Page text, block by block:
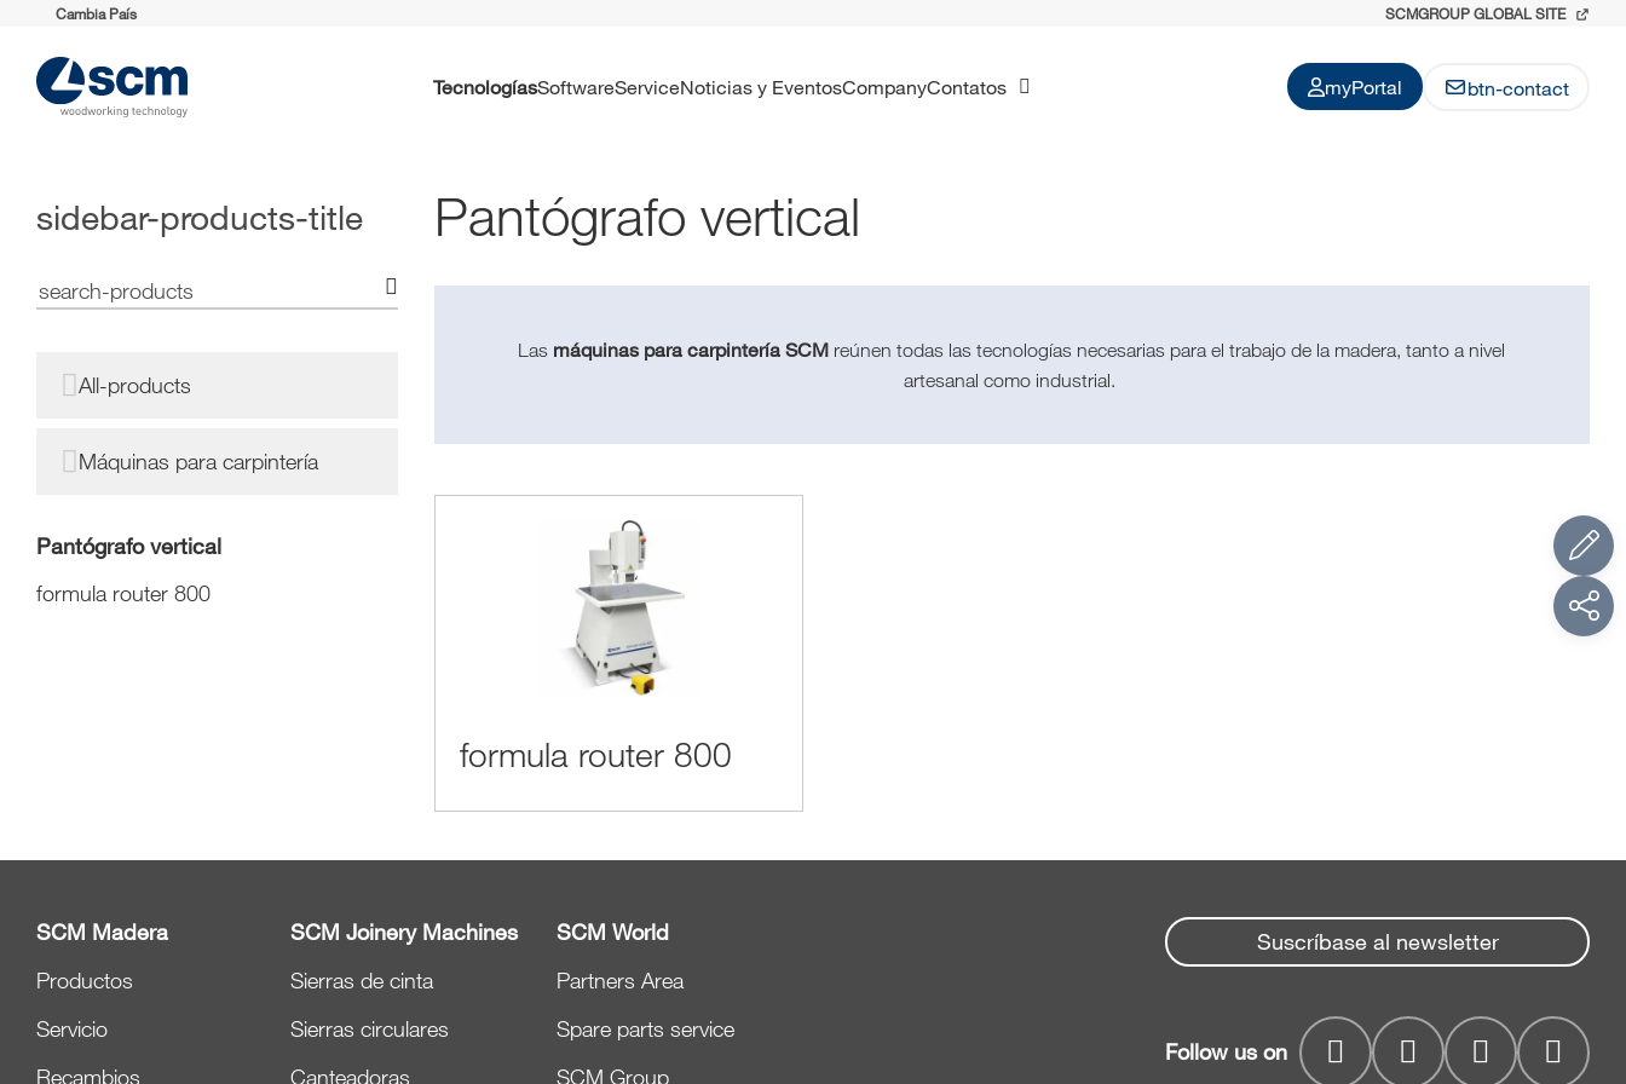
Cambia País SCMGROUP GLOBAL SITE
Tecnologías Software Service Noticias y Eventos Company Contatos myPortal btn-contact
sidebar-products-title
All-products
Máquinas para carpintería
Pantógrafo vertical
formula router 800
Pantógrafo vertical
Las máquinas para carpintería SCM reúnen todas las tecnologías necesarias para el trabajo de la madera, tanto a nivel
artesanal como industrial.
formula router 800
SCM Madera
Productos
Servicio
Recambios
SCM Joinery Machines
Sierras de cinta
Sierras circulares
Canteadoras
SCM World
Partners Area
Spare parts service
SCM Group
Suscríbase al newsletter
Follow us on